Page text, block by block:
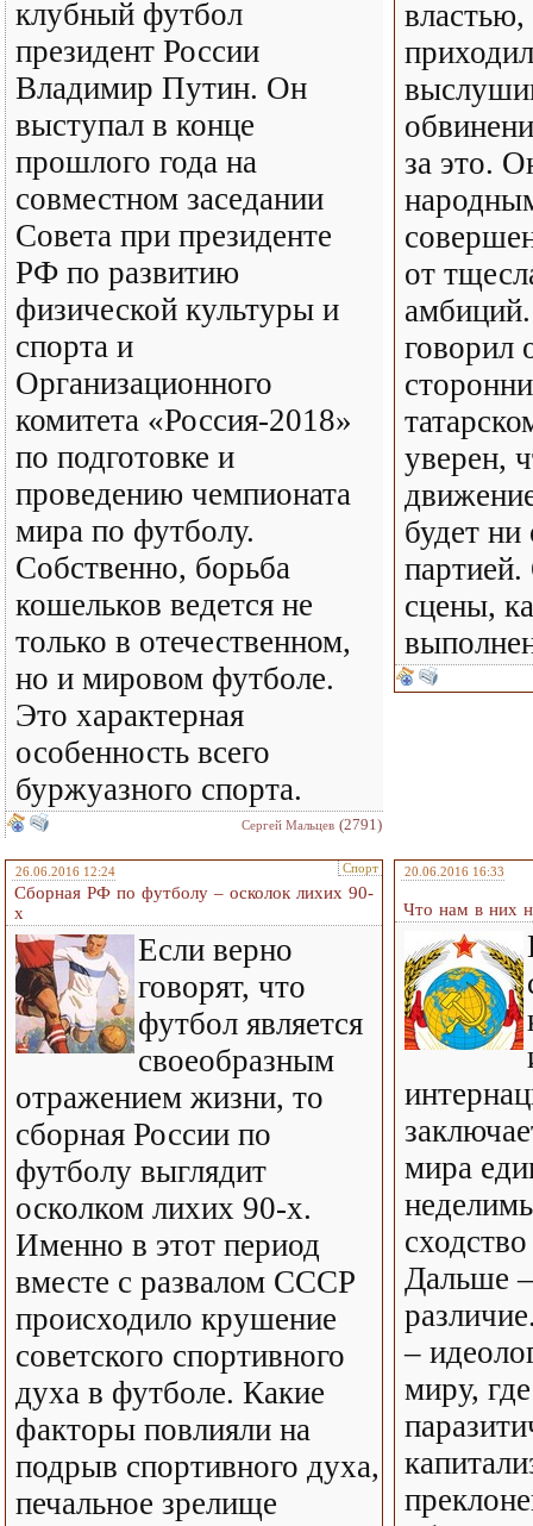
клубный футбол
президент России
Владимир Путин. Он
выступал в конце
прошлого года на
совместном заседании
Совета при президенте
РФ по развитию
физической культуры и
спорта и
Организационного
комитета «Россия-2018»
по подготовке и
проведению чемпионата
мира по футболу.
Собственно, борьба
кошельков ведется не
только в отечественном,
но и мировом футболе.
Это характерная
особенность всего
буржуазного спорта.
Сергей Мальцев (2791)
за это.
от
говорил
уверен,
будет ни
сцены,
26.06.2016 12:24 Спорт
Сборная РФ по футболу – осколок лихих 90-
х
Если верно
говорят, что
футбол является
своеобразным
отражением жизни, то
сборная России по
футболу выглядит
осколком лихих 90-х.
Именно в этот период
вместе с развалом СССР
происходило крушение
советского спортивного
духа в футболе. Какие
факторы повлияли на
подрыв спортивного духа,
печальное зрелище
20.06.2016 16:33
Что нам в них
мира
Дальше
–
миру,